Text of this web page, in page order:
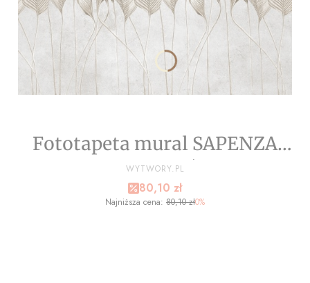
Fototapeta mural SAPENZA
wz4 - antyczne liście na tle
kamienia - NA WYMIAR
PRODUCENT
WYTWORY.PL
Cena promocyjna
80,10 zł
Najniższa cena: 80,10 zł0%